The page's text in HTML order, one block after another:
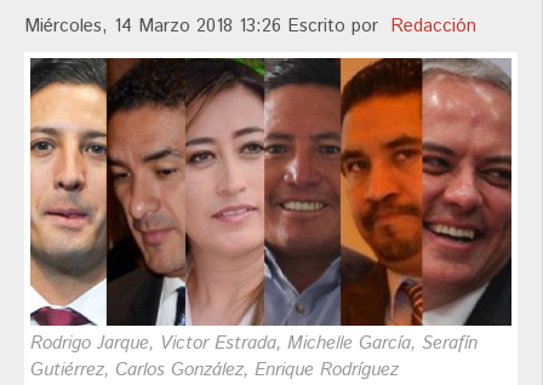
Miércoles, 14 Marzo 2018 13:26 Escrito por Redacción
Rodrigo Jarque, Victor Estrada, Michelle García, Serafín
Gutiérrez, Carlos González, Enrique Rodríguez